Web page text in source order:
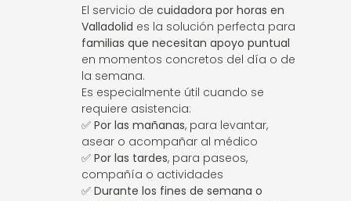
El servicio de cuidadora por horas en
Valladolid es la solución perfecta para
familias que necesitan apoyo puntual
en momentos concretos del día o de
la semana.
Es especialmente útil cuando se
requiere asistencia:
✅ Por las mañanas, para levantar,
asear o acompañar al médico
✅ Por las tardes, para paseos,
compañía o actividades
✅ Durante los fines de semana o